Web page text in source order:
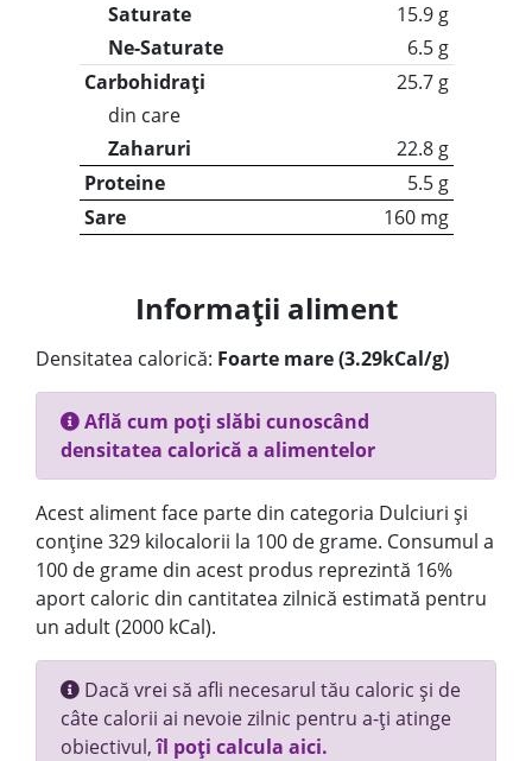
Saturate
15.9 g
Ne-Saturate
6.5 g
Carbohidrați
25.7 g
din care
Zaharuri
22.8 g
Proteine
5.5 g
Sare
160 mg
Informații aliment
Densitatea calorică: Foarte mare (3.29kCal/g)
Află cum poți slăbi cunoscând
densitatea calorică a alimentelor
Acest aliment face parte din categoria Dulciuri și
conține 329 kilocalorii la 100 de grame. Consumul a
100 de grame din acest produs reprezintă 16%
aport caloric din cantitatea zilnică estimată pentru
un adult (2000 kCal).
Dacă vrei să afli necesarul tău caloric și de
câte calorii ai nevoie zilnic pentru a-ți atinge
obiectivul,îl poți calcula aici.